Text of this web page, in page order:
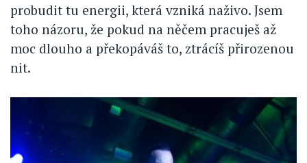
probudit tu energii, která vzniká naživo. Jsem
toho názoru, že pokud na něčem pracuješ až
moc dlouho a překopáváš to, ztrácíš přirozenou
nit.